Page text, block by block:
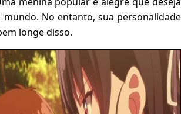
No entanto, sua personalidade
longe disso.